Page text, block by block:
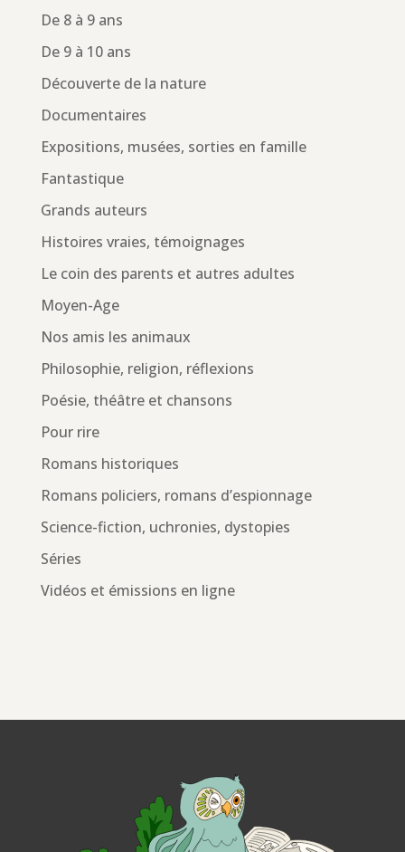
De 8 à 9 ans
De 9 à 10 ans
Découverte de la nature
Documentaires
Expositions, musées, sorties en famille
Fantastique
Grands auteurs
Histoires vraies, témoignages
Le coin des parents et autres adultes
Moyen-Age
Nos amis les animaux
Philosophie, religion, réflexions
Poésie, théâtre et chansons
Pour rire
Romans historiques
Romans policiers, romans d’espionnage
Science-fiction, uchronies, dystopies
Séries
Vidéos et émissions en ligne